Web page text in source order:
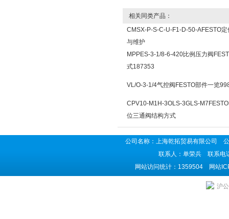
相关同类产品：
CMSX-P-S-C-U-F1-D-50-AFESTO定
与维护
MPPES-3-1/8-6-420比例压力阀
式187353
VL/O-3-1/4气控阀FESTO部件一览
CPV10-M1H-3OLS-3GLS-
位三通阀结构方式
公司名称：上海乾拓贸易有限公司
联系人：单荣兵 联系电
网站访问统计：1359504 网站
沪